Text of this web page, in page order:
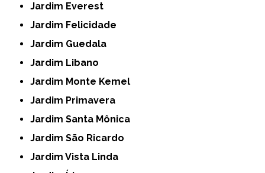
Jardim Everest
Jardim Felicidade
Jardim Guedala
Jardim Libano
Jardim Monte Kemel
Jardim Primavera
Jardim Santa Mônica
Jardim São Ricardo
Jardim Vista Linda